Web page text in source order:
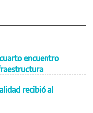
encuentro
recibió al